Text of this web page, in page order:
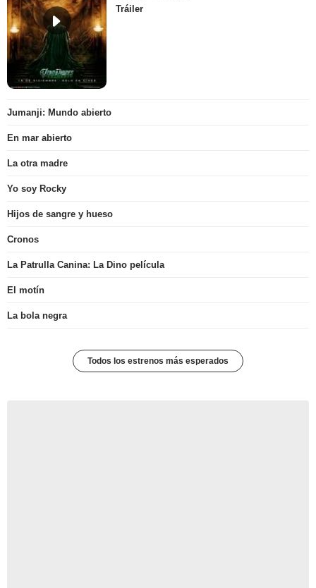
Tráiler
Jumanji: Mundo abierto
En mar abierto
La otra madre
Yo soy Rocky
Hijos de sangre y hueso
Cronos
La Patrulla Canina: La Dino película
El motín
La bola negra
Todos los estrenos más esperados